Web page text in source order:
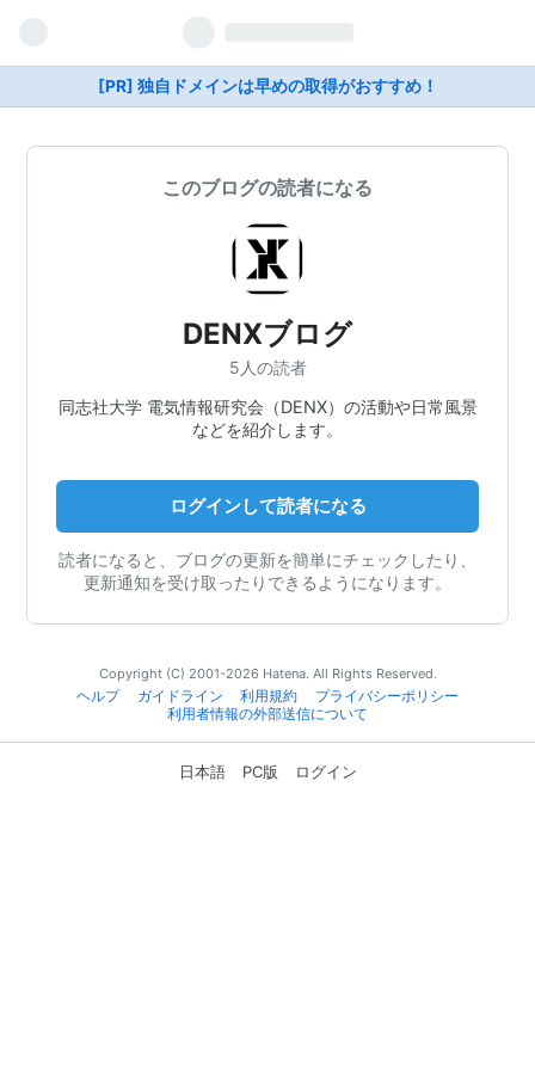
[PR] 独自ドメインは早めの取得がおすすめ！
このブログの読者になる
DENXブログ
5人の読者
同志社大学 電気情報研究会（DENX）の活動や日常風景
などを紹介します。
ログインして読者になる
読者になると、ブログの更新を簡単にチェックしたり、
更新通知を受け取ったりできるようになります。
Copyright (C) 2001-2026 Hatena. All Rights Reserved.
ヘルプ
ガイドライン 利用規約
プライバシーポリシー
利用者情報の外部送信について
日本語 PC版 ログイン